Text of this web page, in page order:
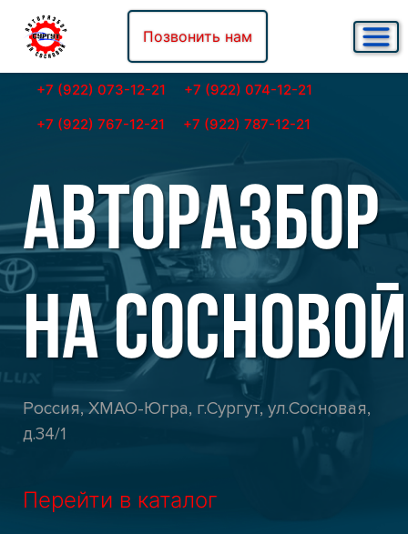
Позвонить нам
+7 (922) 073-12-21
+7 (922) 074-12-21
+7 (922) 767-12-21
+7 (922) 787-12-21
АВТОРАЗБОР
НА СОСНОВОЙ
Россия, ХМАО-Югра, г.Сургут, ул.Сосновая,
д.34/1
Перейти в каталог